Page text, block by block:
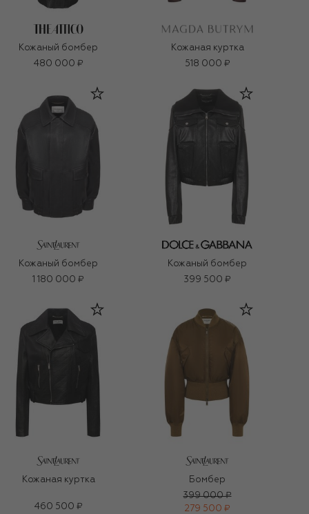
Кожаный бомбер
480 000 ₽
Кожаная куртка
518 000 ₽
Кожаный бомбер
1 180 000 ₽
Кожаный бомбер
399 500 ₽
Кожаная куртка
460 500 ₽
Бомбер
399 000 ₽
279 500 ₽